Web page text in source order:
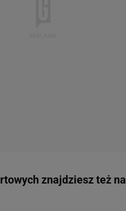
znajdziesz też na